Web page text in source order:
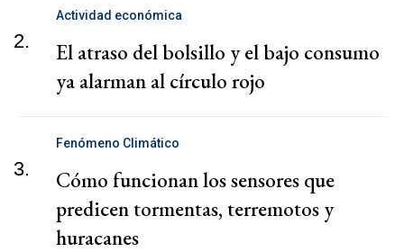
2.
Actividad económica
El atraso del bolsillo y el bajo consumo
ya alarman al círculo rojo
3.
Fenómeno Climático
Cómo funcionan los sensores que
predicen tormentas, terremotos y
huracanes